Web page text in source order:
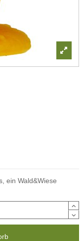
ein Wald&Wiese